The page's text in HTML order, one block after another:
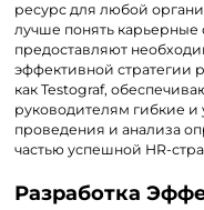
ресурс для любой
лучше понять
предоставляют
эффективной стратегии
как Testograf,
руководителям гибкие
проведения и анализа
частью успешной HR-
Разработка